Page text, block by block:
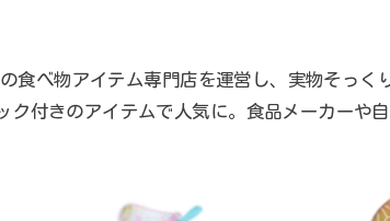
食べ物アイテム専門店を運営し、実物そっく
ク付きのアイテムで人気に。食品メーカーや